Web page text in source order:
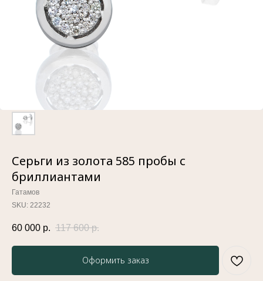
Серьги из золота 585 пробы с
бриллиантами
Гатамов
SKU: 22232
60 000 р. 117 600 р.
Оформить заказ